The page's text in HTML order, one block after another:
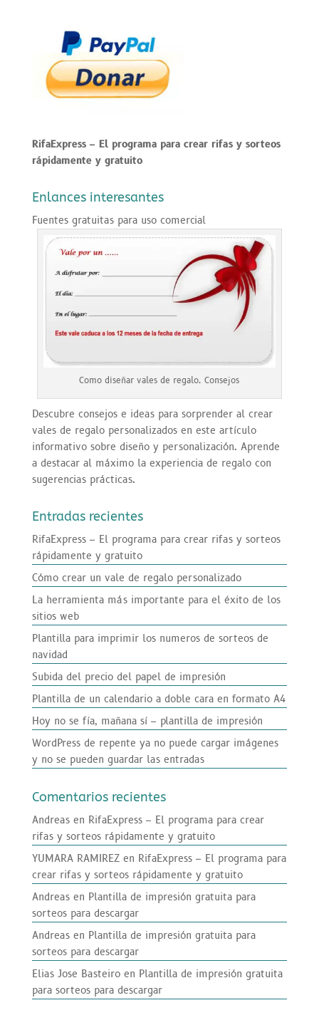
RifaExpress – El programa para crear rifas y sorteos
rápidamente y gratuito
Enlances interesantes
Fuentes gratuitas para uso comercial
Como diseñar vales de regalo. Consejos
Descubre consejos e ideas para sorprender al crear
vales de regalo personalizados en este artículo
informativo sobre diseño y personalización. Aprende
a destacar al máximo la experiencia de regalo con
sugerencias prácticas.
Entradas recientes
RifaExpress – El programa para crear rifas y sorteos
rápidamente y gratuito
Cómo crear un vale de regalo personalizado
La herramienta más importante para el éxito de los
sitios web
Plantilla para imprimir los numeros de sorteos de
navidad
Subida del precio del papel de impresión
Plantilla de un calendario a doble cara en formato A4
Hoy no se fía, mañana sí – plantilla de impresión
WordPress de repente ya no puede cargar imágenes
y no se pueden guardar las entradas
Comentarios recientes
Andreasen RifaExpress – El programa para crear
rifas y sorteos rápidamente y gratuito
YUMARA RAMIREZen RifaExpress – El programa para
crear rifas y sorteos rápidamente y gratuito
Andreasen Plantilla de impresión gratuita para
sorteos para descargar
Andreasen Plantilla de impresión gratuita para
sorteos para descargar
Elias Jose Basteiroen Plantilla de impresión gratuita
para sorteos para descargar